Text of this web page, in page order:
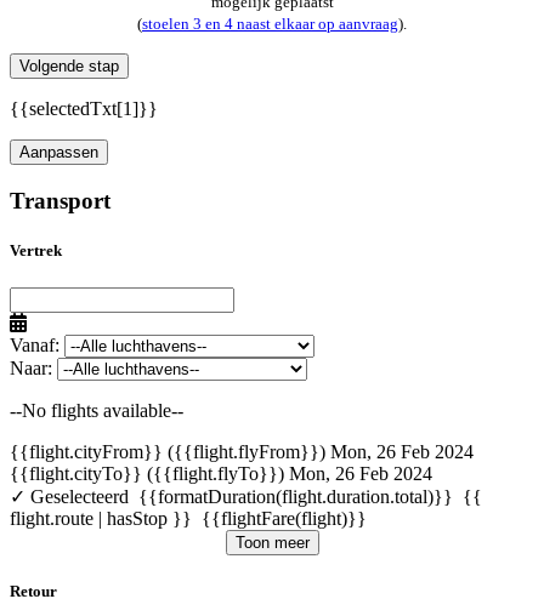
(stoelen 3 en 4 naast elkaar op aanvraag).
Volgende stap
{{selectedTxt[1]}}
Aanpassen
Transport
Vertrek
Vanaf:
Naar:
--No flights available--
{{flight.cityFrom}} ({{flight.flyFrom}}) Mon, 26 Feb 2024
{{flight.cityTo}} ({{flight.flyTo}}) Mon, 26 Feb 2024
✓ Geselecteerd {{formatDuration(flight.duration.total)}} {{
flight.route | hasStop }} {{flightFare(flight)}}
Toon meer
Retour